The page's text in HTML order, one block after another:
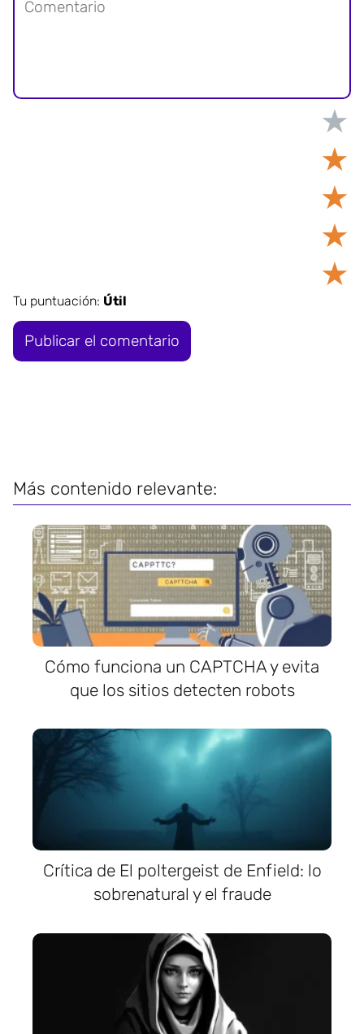
★
★
★
★
★
Tu puntuación: Útil
Más contenido relevante:
Cómo funciona un CAPTCHA y evita
que los sitios detecten robots
Crítica de El poltergeist de Enfield: lo
sobrenatural y el fraude